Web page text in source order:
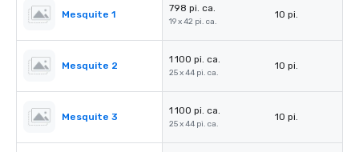
Mesquite 1
798 pi. ca.
19 x 42 pi. ca.
10 pi.
Mesquite 2
1 100 pi. ca.
25 x 44 pi. ca.
10 pi.
Mesquite 3
1 100 pi. ca.
25 x 44 pi. ca.
10 pi.